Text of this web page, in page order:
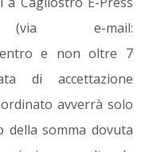
e-mail:
e non oltre 7
di accettazione
avverrà solo
della somma dovuta